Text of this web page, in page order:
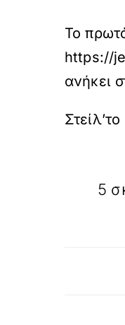
Το
https://
ανήκει
5